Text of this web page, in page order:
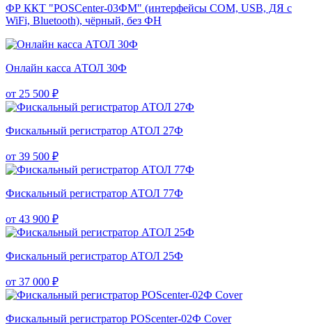
ФР ККТ "POSCenter-03ФМ" (интерфейсы COM, USB, ДЯ с
WiFi, Bluetooth), чёрный, без ФН
Онлайн касса АТОЛ 30Ф
от 25 500 ₽
Фискальный регистратор АТОЛ 27Ф
от 39 500 ₽
Фискальный регистратор АТОЛ 77Ф
от 43 900 ₽
Фискальный регистратор АТОЛ 25Ф
от 37 000 ₽
Фискальный регистратор POScenter-02Ф Cover